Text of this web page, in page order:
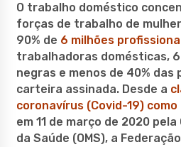
O trabalho doméstico
forças de trabalho de
90% de 6 milhões
trabalhadoras domésticas,
negras e menos de 40%
carteira assinada. Desde a
coronavírus (Covid-19) como
em 11 de março de 2020 pela
da Saúde (OMS), a